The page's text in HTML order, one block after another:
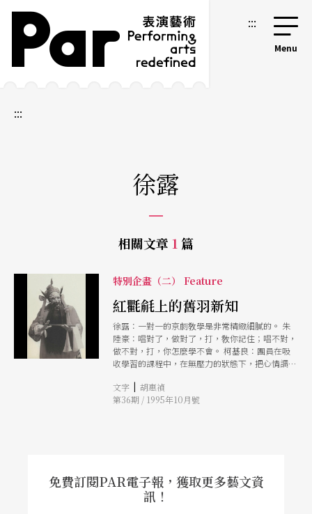
跳到主要內容區塊
網站導覽 :::
:::
徐露
相關文章 1 篇
特別企畫（二） Feature
紅氍毹上的舊羽新知
徐露：一對一的京劇敎學是非常精緻細膩的。 朱
陸豪：唱對了，做對了，打，敎你記住；唱不對，
做不對，打，你怎麼學不會。 柯基良：團員在吸
收學習的課程中，在無壓力的狀態下，把心情調適
文字 | 胡惠禎
第36期 / 1995年10月號
免費訂閱PAR電子報，獲取更多藝文資
訊！